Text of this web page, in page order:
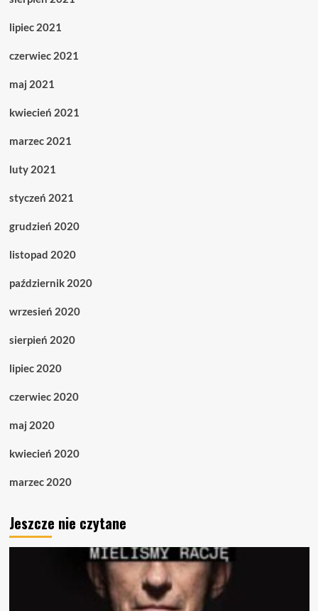
lipiec 2021
czerwiec 2021
maj 2021
kwiecień 2021
marzec 2021
luty 2021
styczeń 2021
grudzień 2020
listopad 2020
październik 2020
wrzesień 2020
sierpień 2020
lipiec 2020
czerwiec 2020
maj 2020
kwiecień 2020
marzec 2020
Jeszcze nie czytane